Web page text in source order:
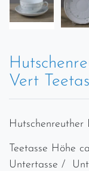
Vert
Hutschenreuther
Teetasse Höhe
Untertasse /